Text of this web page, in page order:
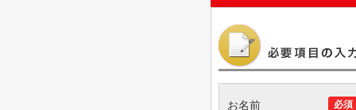
必須
お名前